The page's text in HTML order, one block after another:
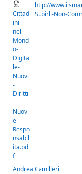
Cittad
ini-
nel-
Mond
o-
Digita
le-
Nuovi
-
Diritti
-
Nuov
e-
Respo
nsabil
ita.pd
f
http://
Subirli-Non-
Andrea Camilleri